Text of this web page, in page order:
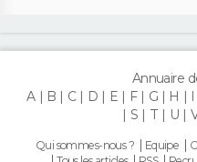
Annuaire
A
B C D E F G H I
S
T U
Qui sommes-nous ? Equipe